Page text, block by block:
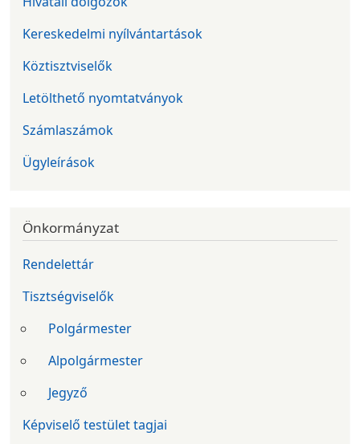
Kereskedelmi nyílvántartások
Köztisztviselők
Letölthető nyomtatványok
Számlaszámok
Ügyleírások
Önkormányzat
Rendelettár
Tisztségviselők
Polgármester
Alpolgármester
Jegyző
Képviselő testület tagjai